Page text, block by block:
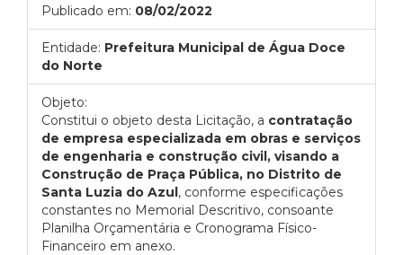
Publicado em: 08/02/2022
Entidade: Prefeitura Municipal de Água Doce
do Norte
Objeto:
Constitui o objeto desta Licitação, a contratação
de empresa especializada em obras e serviços
de engenharia e construção civil, visando a
Construção de Praça Pública, no Distrito de
Santa Luzia do Azul, conforme especificações
constantes no Memorial Descritivo, consoante
Planilha Orçamentária e Cronograma Físico-
Financeiro em anexo.